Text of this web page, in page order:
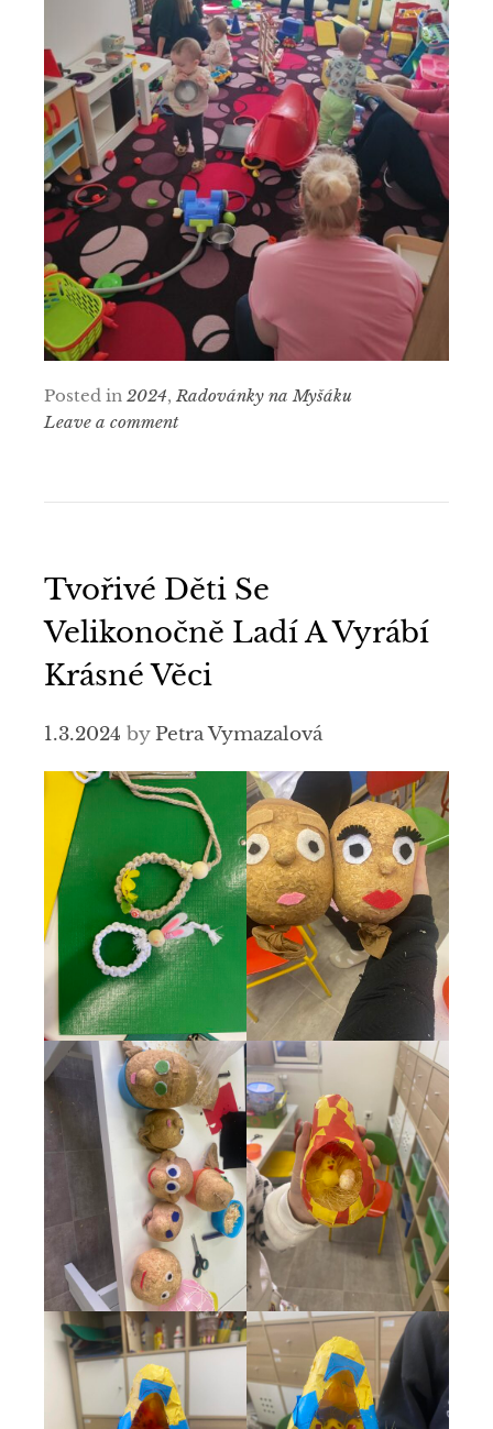
Posted in 2024,Radovánky na Myšáku
Leave a comment
Tvořivé Děti Se
Velikonočně Ladí A Vyrábí
Krásné Věci
1.3.2024 byPetra Vymazalová